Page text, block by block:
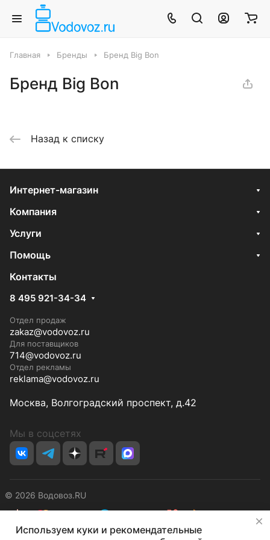
Главная Бренды Бренд Big Bon
Бренд Big Bon
Назад к списку
Интернет-магазин
Компания
Услуги
Помощь
Контакты
8 495 921-34-34
Отдел продаж
zakaz@vodovoz.ru
Для поставщиков
714@vodovoz.ru
Отдел рекламы
reklama@vodovoz.ru
Москва, Волгоградский проспект, д.42
Мы в соцсетях
© 2026 Водовоз.RU
КонфиденциальностьОферта
Используем куки и рекомендательные